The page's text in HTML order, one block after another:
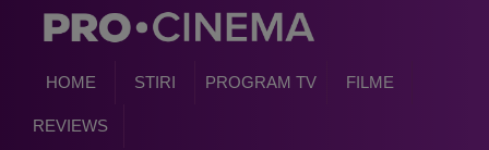
HOME STIRI PROGRAM TV FILME
REVIEWS